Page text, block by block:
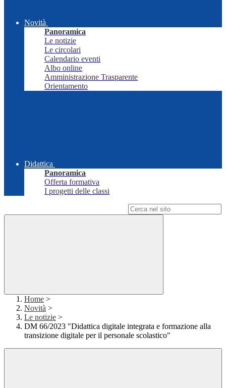
Novità
Panoramica
Le notizie
Le circolari
Calendario eventi
Albo online
Amministrazione Trasparente
Orientamento
Didattica
Panoramica
Offerta formativa
I progetti delle classi
Home >
Novità >
Le notizie >
DM 66/2023 "Didattica digitale integrata e formazione alla
transizione digitale per il personale scolastico"